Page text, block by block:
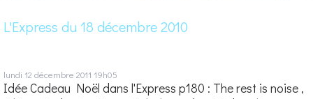
L'Express du 18 décembre 2010
lundi 12 décembre 2011 19h05
Idée Cadeau Noël dans l'Express p180 : The rest is noise ,